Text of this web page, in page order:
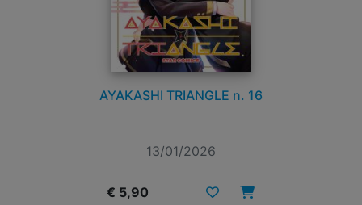
AYAKASHI TRIANGLE n. 16
13/01/2026
€ 5,90